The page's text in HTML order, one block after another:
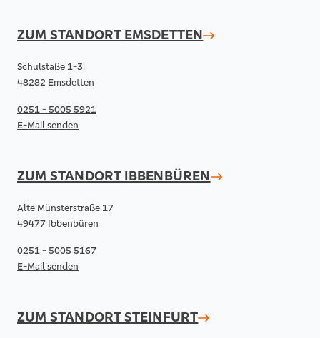
ZUM STANDORT EMSDETTEN
Schulstaße 1-3
48282 Emsdetten
0251 - 5005 5921
E-Mail senden
ZUM STANDORT IBBENBÜREN
Alte Münsterstraße 17
49477 Ibbenbüren
0251 - 5005 5167
E-Mail senden
ZUM STANDORTSTEINFURT